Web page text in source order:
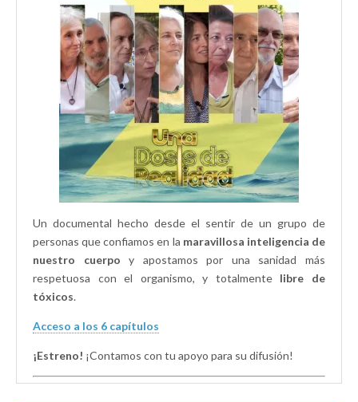
Un documental hecho desde el sentir de un grupo de
personas que confiamos en la maravillosa inteligencia de
nuestro cuerpo y apostamos por una sanidad más
respetuosa con el organismo, y totalmente libre de
tóxicos.
Acceso a los 6 capítulos
¡Estreno! ¡Contamos con tu apoyo para su difusión!